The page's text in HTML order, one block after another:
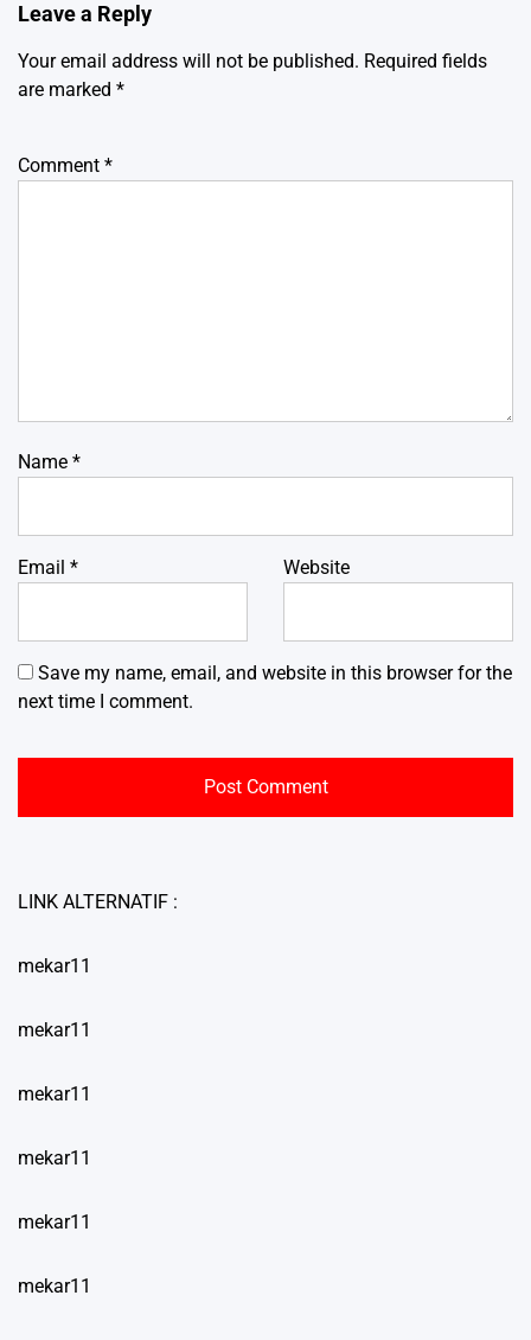
Leave a Reply
Your email address will not be published. Required fields
are marked *
Comment *
Name *
Email * Website
Save my name, email, and website in this browser for the
next time I comment.
LINK ALTERNATIF :
mekar11
mekar11
mekar11
mekar11
mekar11
mekar11